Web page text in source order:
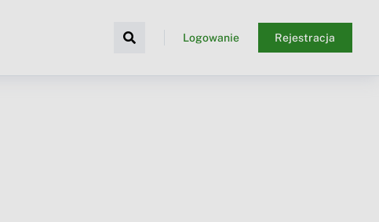
Logowanie Rejestracja